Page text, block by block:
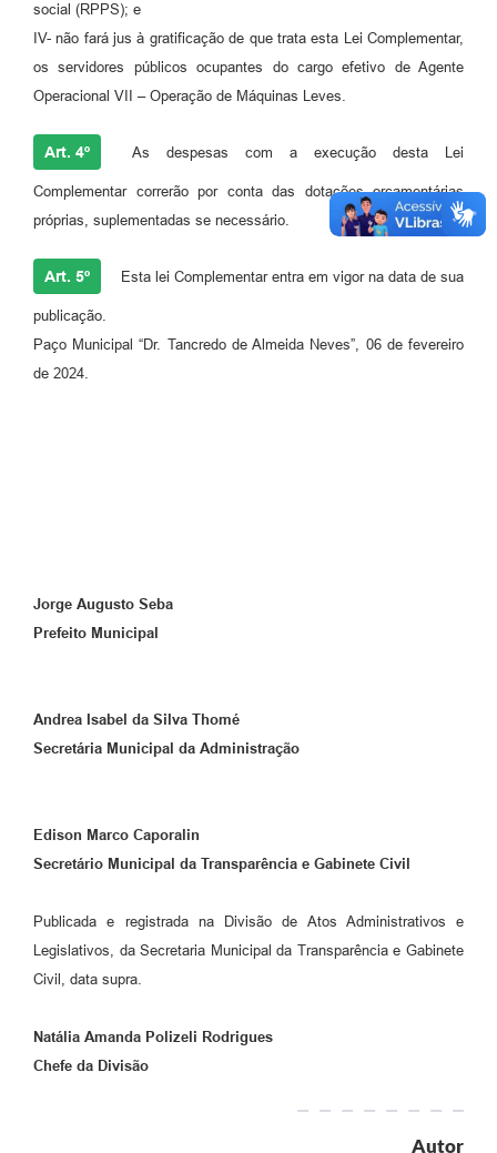
social (RPPS); e
IV- não fará jus à gratificação de que trata esta Lei Complementar,
os servidores públicos ocupantes do cargo efetivo de Agente
Operacional VII – Operação de Máquinas Leves.
Art. 4º As despesas com a execução desta Lei
Complementar correrão por conta das dotações orçamentárias
próprias, suplementadas se necessário.
Art. 5º Esta lei Complementar entra em vigor na data de sua
publicação.
Paço Municipal “Dr. Tancredo de Almeida Neves”, 06 de fevereiro
de 2024.
Jorge Augusto Seba
Prefeito Municipal
Andrea Isabel da Silva Thomé
Secretária Municipal da Administração
Edison Marco Caporalin
Secretário Municipal da Transparência e Gabinete Civil
Publicada e registrada na Divisão de Atos Administrativos e
Legislativos, da Secretaria Municipal da Transparência e Gabinete
Civil, data supra.
Natália Amanda Polizeli Rodrigues
Chefe da Divisão
Autor